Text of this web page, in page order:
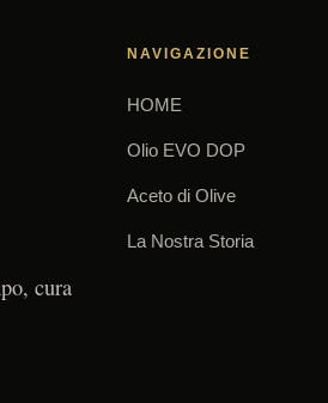
cura
NAVIGAZIONE
HOME
Olio EVO DOP
Aceto di Olive
La Nostra Storia